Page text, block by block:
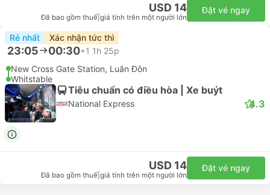
USD 14
Đã bao gồm thuế giá tính trên một người lớn
Đặt vé ngay
Rẻ nhất Xác nhận tức thì
23:05 00:30+1 1h 25p
New Cross Gate Station, Luân Đôn
Whitstable
Tiêu chuẩn có điều hòa | Xe buýt
National Express 4.3
USD 14
Đã bao gồm thuế giá tính trên một người lớn
Đặt vé ngay